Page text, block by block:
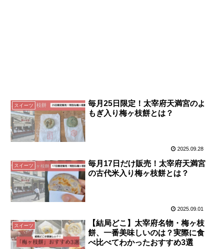
スイーツ
毎月25日限定！太宰府天満宮のよ
もぎ入り梅ヶ枝餅とは？
2025.09.28
スイーツ
毎月17日だけ販売！太宰府天満宮
の古代米入り梅ヶ枝餅とは？
2025.09.01
スイーツ
【結局どこ】太宰府名物・梅ヶ枝
餅、一番美味しいのは？実際に食
べ比べてわかったおすすめ3選